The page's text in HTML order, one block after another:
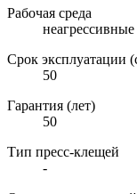
Рабочая среда
Срок эксплуатации
50
Гарантия (лет)
50
Тип пресс-клещей
-